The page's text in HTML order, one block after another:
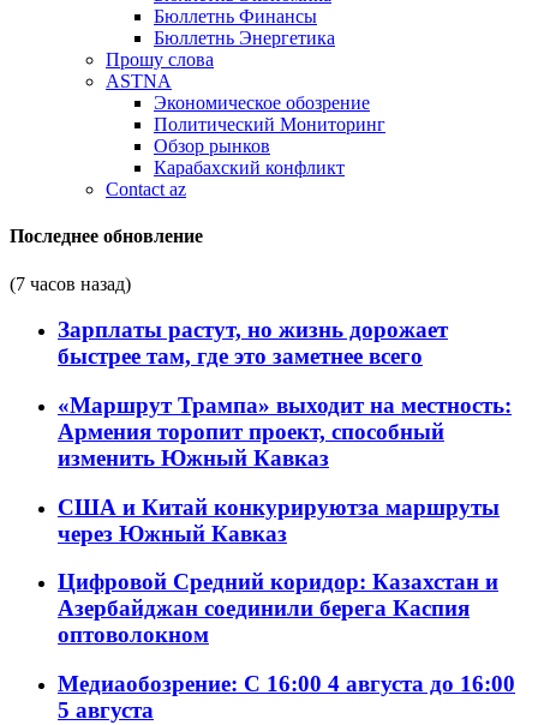
Бюллетнь Финансы
Бюллетнь Энергетика
Прошу слова
ASTNA
Экономическое обозрение
Политический Мониторинг
Обзор рынков
Карабахский конфликт
Contact az
Последнее обновление
(7 часов назад)
Зарплаты растут, но жизнь дорожает
быстрее там, где это заметнее всего
«Маршрут Трампа» выходит на местность:
Армения торопит проект, способный
изменить Южный Кавказ
США и Китай конкурируютза маршруты
через Южный Кавказ
Цифровой Средний коридор: Казахстан и
Азербайджан соединили берега Каспия
оптоволокном
Медиаобозрение: С 16:00 4 августа до 16:00
5 августа